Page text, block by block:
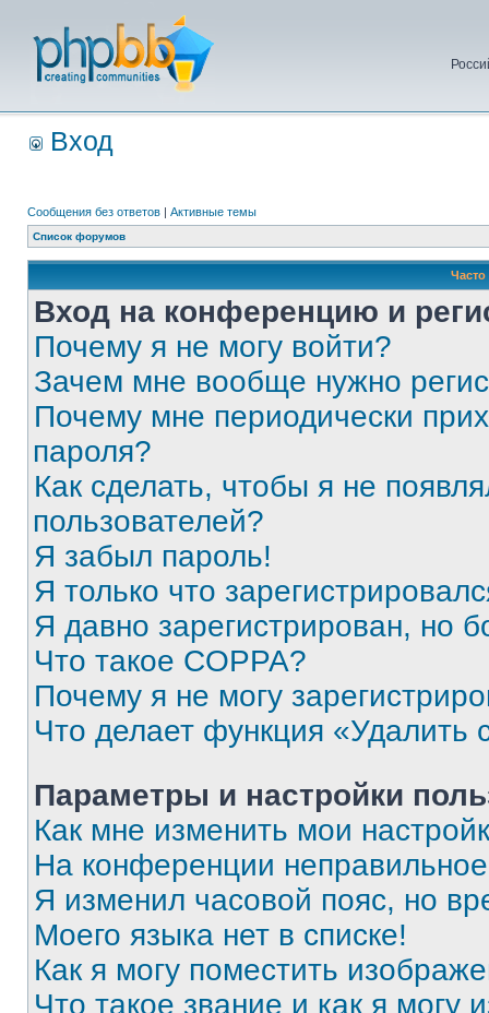
Вход
Сообщения без ответов | Активные темы
Список форумов
Вход на конференцию и
Почему я не могу войти?
Зачем мне вообще нужно
Почему мне периодически
пароля?
Как сделать, чтобы я не
пользователей?
Я забыл пароль!
Я только что
Я давно зарегистрирован, но
Что такое COPPA?
Почему я не могу
Что делает функция «Удалить
Параметры и настройки
Как мне изменить мои
На конференции
Я изменил часовой пояс, но
Моего языка нет в списке!
Как я могу поместить
Что такое звание и как я могу